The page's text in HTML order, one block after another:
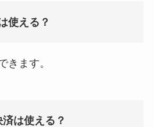
使える？
きます。
は使える？